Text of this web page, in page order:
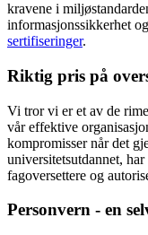
kravene i
informasjonssikkerhet
sertifiseringer.
Riktig pris på
Vi tror vi er et av de
vår effektive
kompromisser når det
universitetsutdannet,
fagoversettere og
Personvern - en